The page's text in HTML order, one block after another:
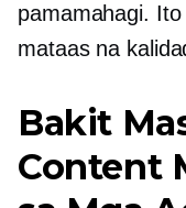
pamamahagi.
mataas na
Bakit
Content